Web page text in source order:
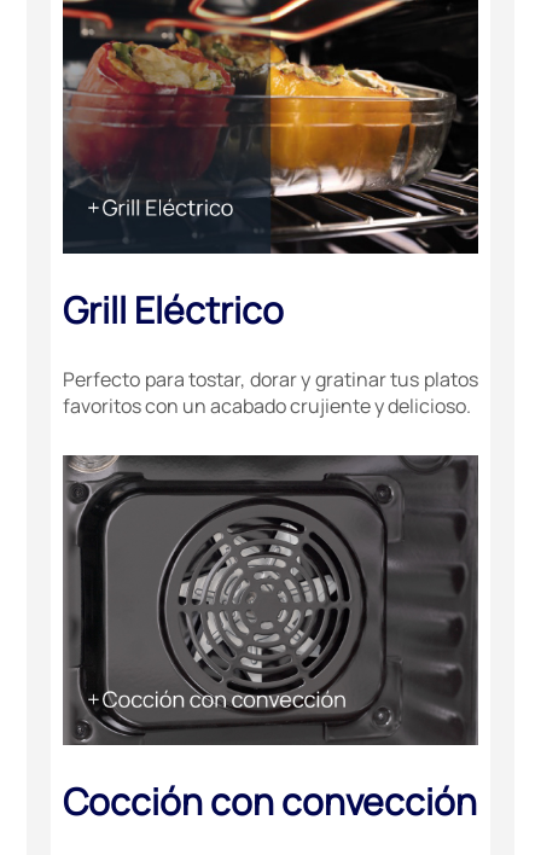
Grill Eléctrico
Perfecto para tostar, dorar y gratinar tus platos
favoritos con un acabado crujiente y delicioso.
Cocción con convección